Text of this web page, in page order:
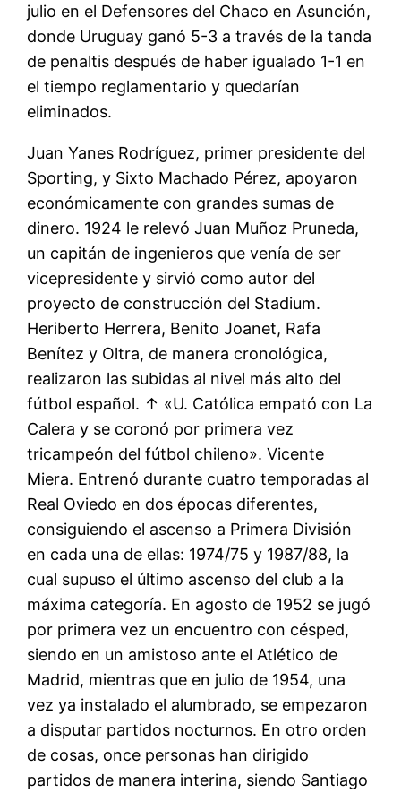
julio en el Defensores del Chaco en Asunción,
donde Uruguay ganó 5-3 a través de la tanda
de penaltis después de haber igualado 1-1 en
el tiempo reglamentario y quedarían
eliminados.
Juan Yanes Rodríguez, primer presidente del
Sporting, y Sixto Machado Pérez, apoyaron
económicamente con grandes sumas de
dinero. 1924 le relevó Juan Muñoz Pruneda,
un capitán de ingenieros que venía de ser
vicepresidente y sirvió como autor del
proyecto de construcción del Stadium.
Heriberto Herrera, Benito Joanet, Rafa
Benítez y Oltra, de manera cronológica,
realizaron las subidas al nivel más alto del
fútbol español. ↑ «U. Católica empató con La
Calera y se coronó por primera vez
tricampeón del fútbol chileno». Vicente
Miera. Entrenó durante cuatro temporadas al
Real Oviedo en dos épocas diferentes,
consiguiendo el ascenso a Primera División
en cada una de ellas: 1974/75 y 1987/88, la
cual supuso el último ascenso del club a la
máxima categoría. En agosto de 1952 se jugó
por primera vez un encuentro con césped,
siendo en un amistoso ante el Atlético de
Madrid, mientras que en julio de 1954, una
vez ya instalado el alumbrado, se empezaron
a disputar partidos nocturnos. En otro orden
de cosas, once personas han dirigido
partidos de manera interina, siendo Santiago